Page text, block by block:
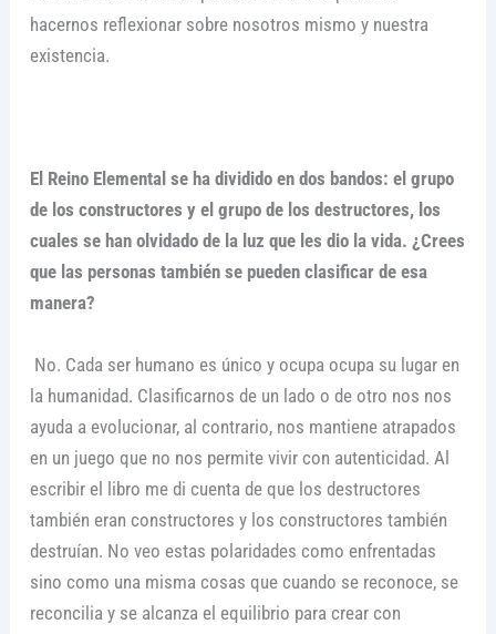
hacernos reflexionar sobre nosotros mismo y nuestra
existencia.
El Reino Elemental se ha dividido en dos bandos: el grupo
de los constructores y el grupo de los destructores, los
cuales se han olvidado de la luz que les dio la vida. ¿Crees
que las personas también se pueden clasificar de esa
manera?
No. Cada ser humano es único y ocupa ocupa su lugar en
la humanidad. Clasificarnos de un lado o de otro nos nos
ayuda a evolucionar, al contrario, nos mantiene atrapados
en un juego que no nos permite vivir con autenticidad. Al
escribir el libro me di cuenta de que los destructores
también eran constructores y los constructores también
destruían. No veo estas polaridades como enfrentadas
sino como una misma cosas que cuando se reconoce, se
reconcilia y se alcanza el equilibrio para crear con